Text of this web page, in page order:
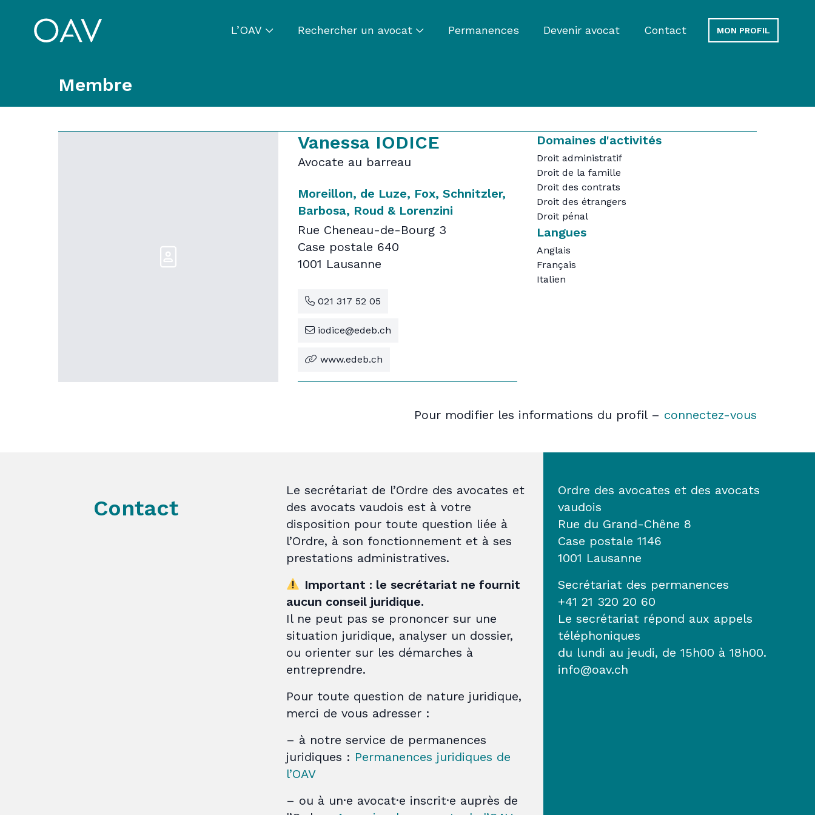
L’OAV Rechercher un avocat Permanences Devenir avocat Contact MON PROFIL
Membre
Vanessa IODICE
Avocate au barreau
Moreillon, de Luze, Fox, Schnitzler,
Barbosa, Roud & Lorenzini
Rue Cheneau-de-Bourg 3
Case postale 640
1001 Lausanne
021 317 52 05
iodice@edeb.ch
www.edeb.ch
Domaines d'activités
Droit administratif
Droit de la famille
Droit des contrats
Droit des étrangers
Droit pénal
Langues
Anglais
Français
Italien
Pour modifier les informations du profil – connectez-vous
Contact
Le secrétariat de l’Ordre des avocates et
des avocats vaudois est à votre
disposition pour toute question liée à
l’Ordre, à son fonctionnement et à ses
prestations administratives.
Important : le secrétariat ne fournit
aucun conseil juridique.
Il ne peut pas se prononcer sur une
situation juridique, analyser un dossier,
ou orienter sur les démarches à
entreprendre.
Pour toute question de nature juridique,
merci de vous adresser :
– à notre service de permanences
juridiques : Permanences juridiques de
l’OAV
– ou à un·e avocat·e inscrit·e auprès de
Ordre des avocates et des avocats
vaudois
Rue du Grand-Chêne 8
Case postale 1146
1001 Lausanne
Secrétariat des permanences
+41 21 320 20 60
Le secrétariat répond aux appels
téléphoniques
du lundi au jeudi, de 15h00 à 18h00.
info@oav.ch